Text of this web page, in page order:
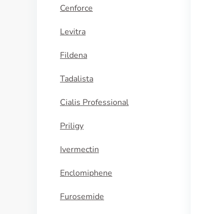
Cenforce
Levitra
Fildena
Tadalista
Cialis Professional
Priligy
Ivermectin
Enclomiphene
Furosemide